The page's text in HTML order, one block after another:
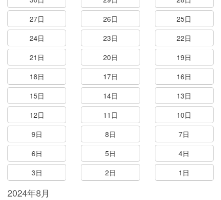
27日
26日
25日
24日
23日
22日
21日
20日
19日
18日
17日
16日
15日
14日
13日
12日
11日
10日
9日
8日
7日
6日
5日
4日
3日
2日 1日
2024年8月